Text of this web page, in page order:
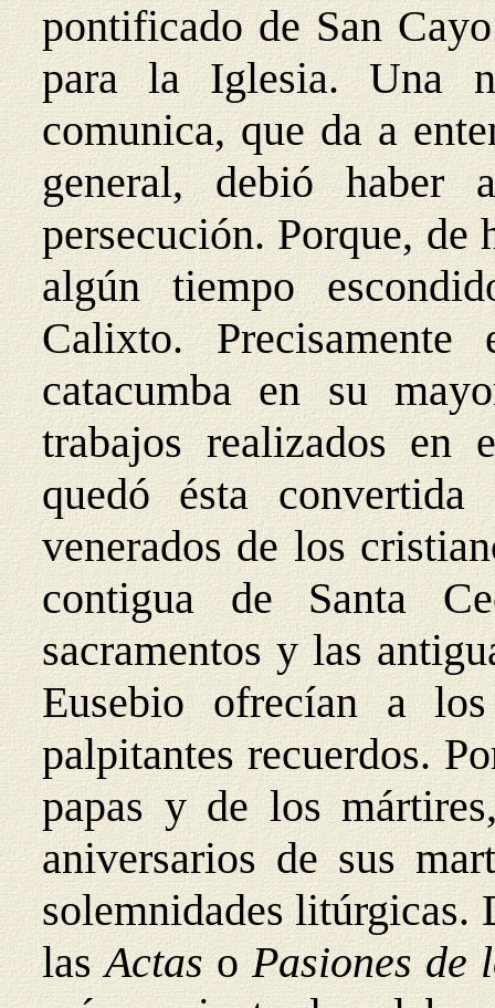
pontificado de San
para la Iglesia. Una
comunica, que da a
general, debió haber
persecución. Porque, de
algún tiempo
Calixto. Precisamente
catacumba en su
trabajos realizados en
quedó ésta
venerados de los
contigua de Santa
sacramentos y las
Eusebio ofrecían a
palpitantes recuerdos.
papas y de los
aniversarios de sus
solemnidades litúrgicas.
lasActasoPasiones de